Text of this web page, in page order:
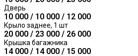
Дверь
10 000 / 10 000 / 12 000
Крыло заднее, 1 шт
20 000 / 23 000 / 26 000
Крышка багажника
14 000 / 14 000 / 15 000